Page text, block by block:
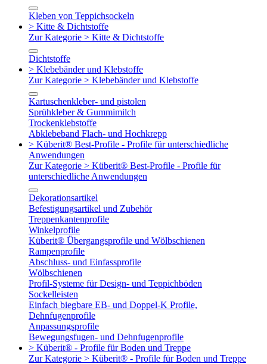
Kleben von Teppichsockeln
> Kitte & Dichtstoffe
Zur Kategorie > Kitte & Dichtstoffe
Dichtstoffe
> Klebebänder und Klebstoffe
Zur Kategorie > Klebebänder und Klebstoffe
Kartuschenkleber- und pistolen
Sprühkleber & Gummimilch
Trockenklebstoffe
Abklebeband Flach- und Hochkrepp
> Küberit® Best-Profile - Profile für unterschiedliche
Anwendungen
Zur Kategorie > Küberit® Best-Profile - Profile für
unterschiedliche Anwendungen
Dekorationsartikel
Befestigungsartikel und Zubehör
Treppenkantenprofile
Winkelprofile
Küberit® Übergangsprofile und Wölbschienen
Rampenprofile
Abschluss- und Einfassprofile
Wölbschienen
Profil-Systeme für Design- und Teppichböden
Sockelleisten
Einfach biegbare EB- und Doppel-K Profile,
Dehnfugenprofile
Anpassungsprofile
Bewegungsfugen- und Dehnfugenprofile
> Küberit® - Profile für Boden und Treppe
Zur Kategorie > Küberit® - Profile für Boden und Treppe